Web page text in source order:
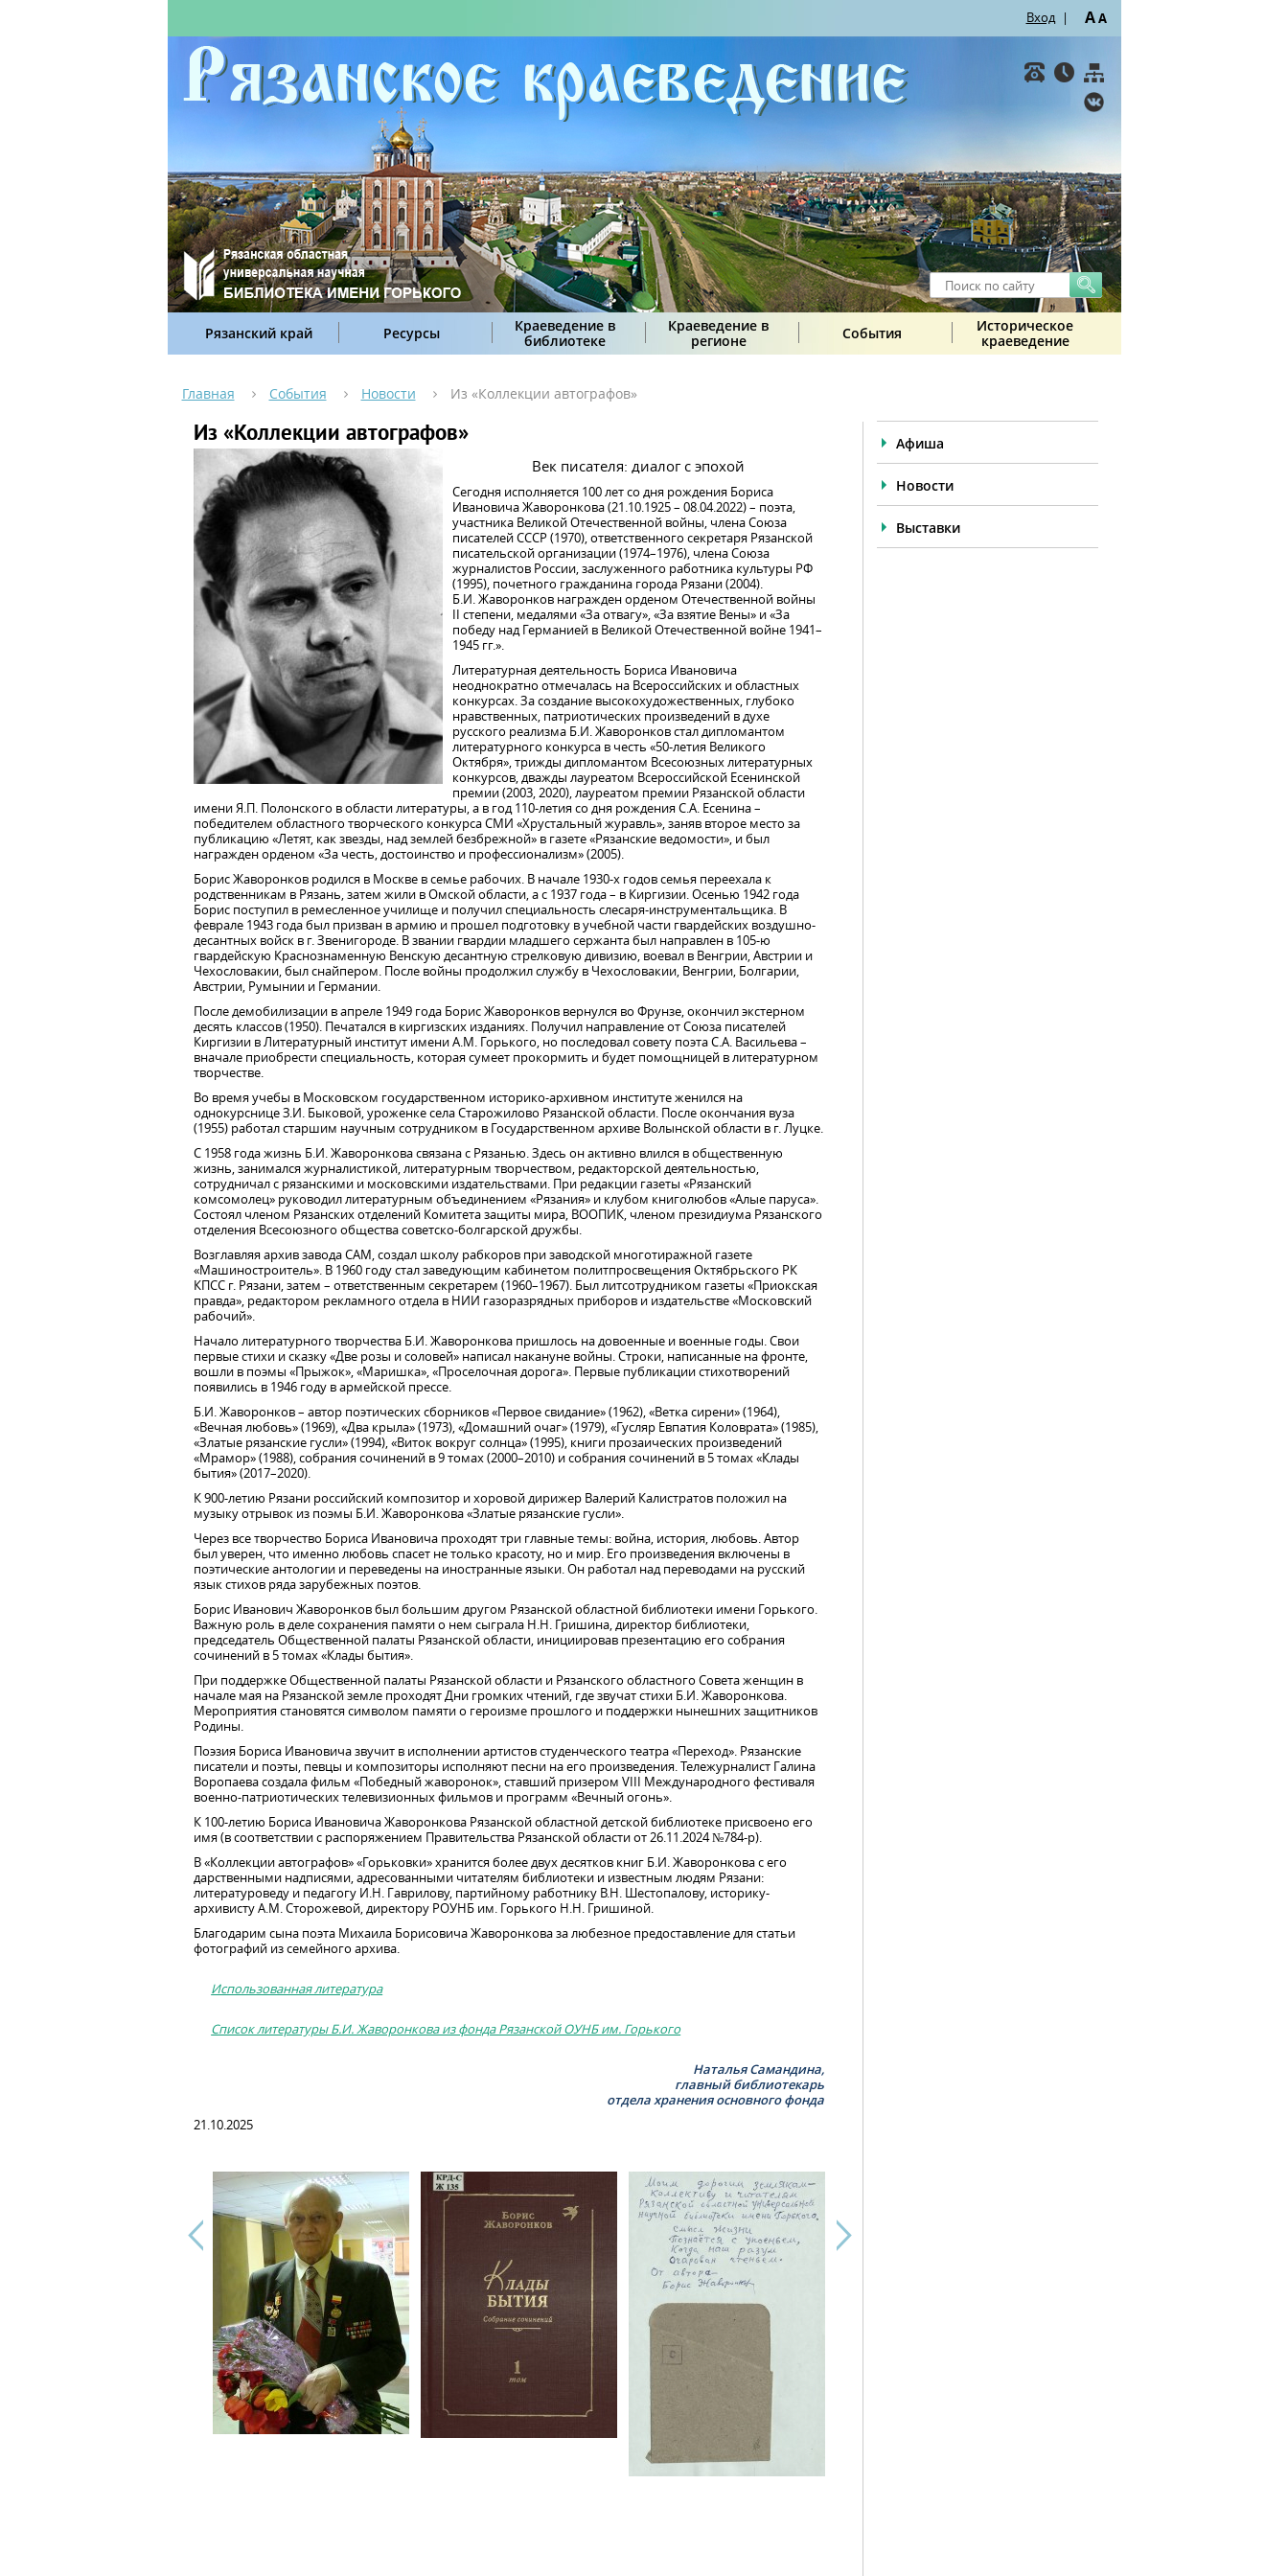
Вход | AA
Рязанский край Ресурсы
Краеведение в
библиотеке
Краеведение в
регионе
События
Историческое
краеведение
Главная События Новости Из «Коллекции автографов»
Из «Коллекции автографов»
Век писателя: диалог с эпохой
Сегодня исполняется 100 лет со дня рождения Бориса
Ивановича Жаворонкова (21.10.1925 – 08.04.2022) – поэта,
участника Великой Отечественной войны, члена Союза
писателей СССР (1970), ответственного секретаря Рязанской
писательской организации (1974–1976), члена Союза
журналистов России, заслуженного работника культуры РФ
(1995), почетного гражданина города Рязани (2004).
Б.И. Жаворонков награжден орденом Отечественной войны
II степени, медалями «За отвагу», «За взятие Вены» и «За
победу над Германией в Великой Отечественной войне 1941–
1945 гг.».
Литературная деятельность Бориса Ивановича
неоднократно отмечалась на Всероссийских и областных
конкурсах. За создание высокохудожественных, глубоко
нравственных, патриотических произведений в духе
русского реализма Б.И. Жаворонков стал дипломантом
литературного конкурса в честь «50-летия Великого
Октября», трижды дипломантом Всесоюзных литературных
конкурсов, дважды лауреатом Всероссийской Есенинской
премии (2003, 2020), лауреатом премии Рязанской области
имени Я.П. Полонского в области литературы, а в год 110-летия со дня рождения С.А. Есенина –
победителем областного творческого конкурса СМИ «Хрустальный журавль», заняв второе место за
публикацию «Летят, как звезды, над землей безбрежной» в газете «Рязанские ведомости», и был
награжден орденом «За честь, достоинство и профессионализм» (2005).
Борис Жаворонков родился в Москве в семье рабочих. В начале 1930-х годов семья переехала к
родственникам в Рязань, затем жили в Омской области, а с 1937 года – в Киргизии. Осенью 1942 года
Борис поступил в ремесленное училище и получил специальность слесаря-инструментальщика. В
феврале 1943 года был призван в армию и прошел подготовку в учебной части гвардейских воздушно-
десантных войск в г. Звенигороде. В звании гвардии младшего сержанта был направлен в 105-ю
гвардейскую Краснознаменную Венскую десантную стрелковую дивизию, воевал в Венгрии, Австрии и
Чехословакии, был снайпером. После войны продолжил службу в Чехословакии, Венгрии, Болгарии,
Австрии, Румынии и Германии.
После демобилизации в апреле 1949 года Борис Жаворонков вернулся во Фрунзе, окончил экстерном
десять классов (1950). Печатался в киргизских изданиях. Получил направление от Союза писателей
Киргизии в Литературный институт имени А.М. Горького, но последовал совету поэта С.А. Васильева –
вначале приобрести специальность, которая сумеет прокормить и будет помощницей в литературном
творчестве.
Во время учебы в Московском государственном историко-архивном институте женился на
однокурснице З.И. Быковой, уроженке села Старожилово Рязанской области. После окончания вуза
(1955) работал старшим научным сотрудником в Государственном архиве Волынской области в г. Луцке.
С 1958 года жизнь Б.И. Жаворонкова связана с Рязанью. Здесь он активно влился в общественную
жизнь, занимался журналистикой, литературным творчеством, редакторской деятельностью,
сотрудничал с рязанскими и московскими издательствами. При редакции газеты «Рязанский
комсомолец» руководил литературным объединением «Рязания» и клубом книголюбов «Алые паруса».
Состоял членом Рязанских отделений Комитета защиты мира, ВООПИК, членом президиума Рязанского
отделения Всесоюзного общества советско-болгарской дружбы.
Возглавляя архив завода САМ, создал школу рабкоров при заводской многотиражной газете
«Машиностроитель». В 1960 году стал заведующим кабинетом политпросвещения Октябрьского РК
КПСС г. Рязани, затем – ответственным секретарем (1960–1967). Был литсотрудником газеты «Приокская
правда», редактором рекламного отдела в НИИ газоразрядных приборов и издательстве «Московский
рабочий».
Начало литературного творчества Б.И. Жаворонкова пришлось на довоенные и военные годы. Свои
первые стихи и сказку «Две розы и соловей» написал накануне войны. Строки, написанные на фронте,
вошли в поэмы «Прыжок», «Маришка», «Проселочная дорога». Первые публикации стихотворений
появились в 1946 году в армейской прессе.
Б.И. Жаворонков – автор поэтических сборников «Первое свидание» (1962), «Ветка сирени» (1964),
«Вечная любовь» (1969), «Два крыла» (1973), «Домашний очаг» (1979), «Гусляр Евпатия Коловрата» (1985),
«Златые рязанские гусли» (1994), «Виток вокруг солнца» (1995), книги прозаических произведений
«Мрамор» (1988), собрания сочинений в 9 томах (2000–2010) и собрания сочинений в 5 томах «Клады
бытия» (2017–2020).
К 900-летию Рязани российский композитор и хоровой дирижер Валерий Калистратов положил на
музыку отрывок из поэмы Б.И. Жаворонкова «Златые рязанские гусли».
Через все творчество Бориса Ивановича проходят три главные темы: война, история, любовь. Автор
был уверен, что именно любовь спасет не только красоту, но и мир. Его произведения включены в
поэтические антологии и переведены на иностранные языки. Он работал над переводами на русский
язык стихов ряда зарубежных поэтов.
Борис Иванович Жаворонков был большим другом Рязанской областной библиотеки имени Горького.
Важную роль в деле сохранения памяти о нем сыграла Н.Н. Гришина, директор библиотеки,
председатель Общественной палаты Рязанской области, инициировав презентацию его собрания
сочинений в 5 томах «Клады бытия».
При поддержке Общественной палаты Рязанской области и Рязанского областного Совета женщин в
начале мая на Рязанской земле проходят Дни громких чтений, где звучат стихи Б.И. Жаворонкова.
Мероприятия становятся символом памяти о героизме прошлого и поддержки нынешних защитников
Родины.
Поэзия Бориса Ивановича звучит в исполнении артистов студенческого театра «Переход». Рязанские
писатели и поэты, певцы и композиторы исполняют песни на его произведения. Тележурналист Галина
Воропаева создала фильм «Победный жаворонок», ставший призером VIII Международного фестиваля
военно-патриотических телевизионных фильмов и программ «Вечный огонь».
К 100-летию Бориса Ивановича Жаворонкова Рязанской областной детской библиотеке присвоено его
имя (в соответствии с распоряжением Правительства Рязанской области от 26.11.2024 №784-р).
В «Коллекции автографов» «Горьковки» хранится более двух десятков книг Б.И. Жаворонкова с его
дарственными надписями, адресованными читателям библиотеки и известным людям Рязани:
литературоведу и педагогу И.Н. Гаврилову, партийному работнику В.Н. Шестопалову, историку-
архивисту А.М. Сторожевой, директору РОУНБ им. Горького Н.Н. Гришиной.
Благодарим сына поэта Михаила Борисовича Жаворонкова за любезное предоставление для статьи
фотографий из семейного архива.
Использованная литература
Список литературы Б.И. Жаворонкова из фонда Рязанской ОУНБ им. Горького
Наталья Самандина,
главный библиотекарь
отдела хранения основного фонда
21.10.2025
Афиша
Новости
Выставки